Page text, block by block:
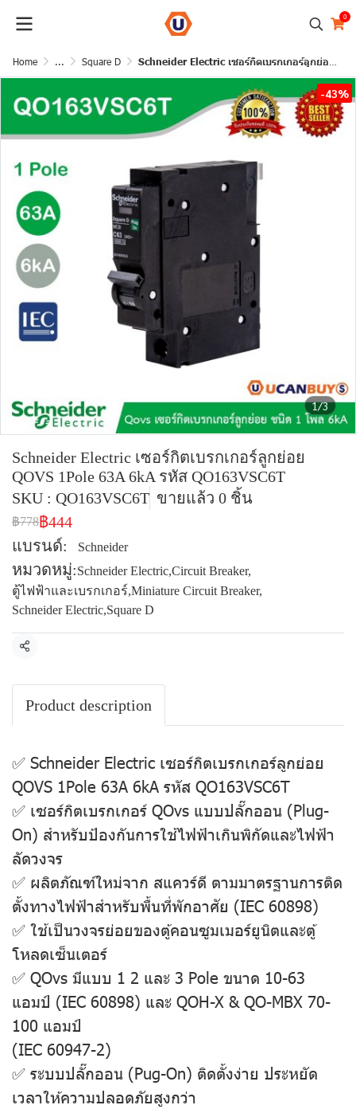
0
Home ... Square D Schneider Electric เซอร์กิตเบรกเกอร์ลูกย่อย QOVS 1Pole 63A 6kA รหัส QO163VSC6T
1/3
-43%
Schneider Electric เซอร์กิตเบรกเกอร์ลูกย่อย
QOVS 1Pole 63A 6kA รหัส QO163VSC6T
SKU : QO163VSC6T ขายแล้ว 0 ชิ้น
฿778฿444
แบรนด์:
Schneider
หมวดหมู่:Schneider Electric,Circuit Breaker,
ตู้ไฟฟ้าและเบรกเกอร์,Miniature Circuit Breaker,
Schneider Electric,Square D
แชร์
Product description
✅ Schneider Electric เซอร์กิตเบรกเกอร์ลูกย่อย
QOVS 1Pole 63A 6kA รหัส QO163VSC6T
✅ เซอร์กิตเบรกเกอร์ QOvs แบบปลั๊กออน (Plug-
On) สำหรับป้องกันการใช้ไฟฟ้าเกินพิกัดและไฟฟ้า
ลัดวงจร
✅ ผลิตภัณฑ์ใหม่จาก สแควร์ดี ตามมาตรฐานการติด
ตั้งทางไฟฟ้าสำหรับพื้นที่พักอาศัย (IEC 60898)
✅ ใช้เป็นวงจรย่อยของตู้คอนซูมเมอร์ยูนิตและตู้
โหลดเซ็นเตอร์
✅ QOvs มีแบบ 1 2 และ 3 Pole ขนาด 10-63
แอมป์ (IEC 60898) และ QOH-X & QO-MBX 70-
100 แอมป์
(IEC 60947-2)
✅ ระบบปลั๊กออน (Pug-On) ติดตั้งง่าย ประหยัด
เวลาให้ความปลอดภัยสูงกว่า